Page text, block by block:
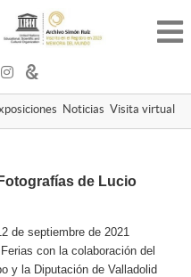
Noticias Visita virtual
Fotografías de Lucio
de septiembre de 2021
con la colaboración del
y la Diputación de Valladolid